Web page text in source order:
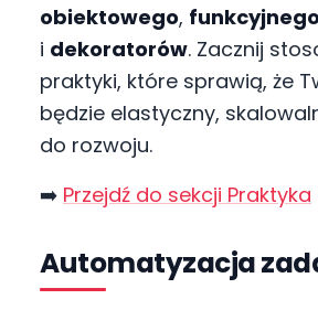
obiektowego, funkcyjnego
i dekoratorów. Zacznij
praktyki, które sprawią, że
będzie elastyczny,
do rozwoju.
➡️ Przejdź do sekcji Praktyka
Automatyzacja